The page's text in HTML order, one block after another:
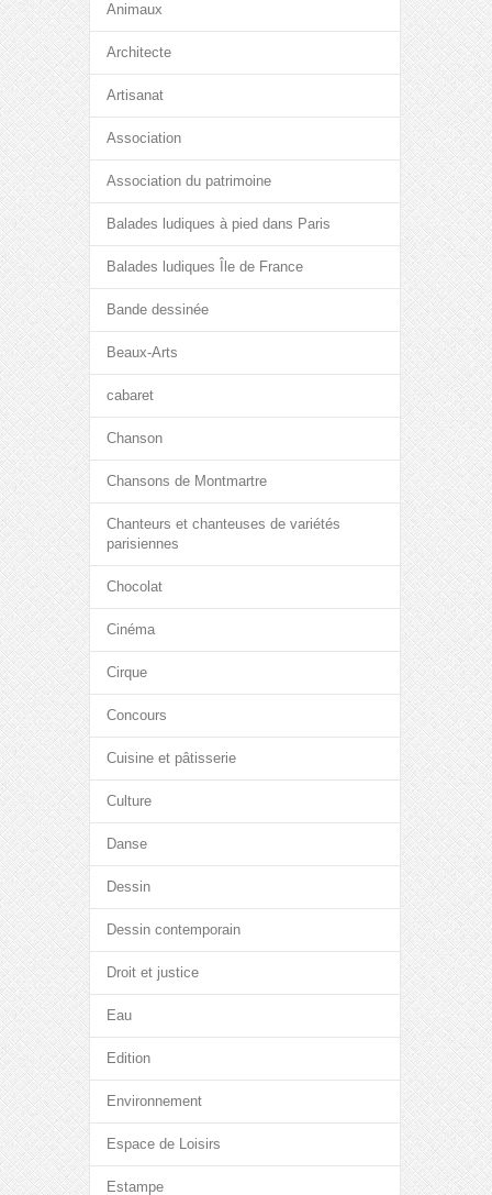
Animaux
Architecte
Artisanat
Association
Association du patrimoine
Balades ludiques à pied dans Paris
Balades ludiques Île de France
Bande dessinée
Beaux-Arts
cabaret
Chanson
Chansons de Montmartre
Chanteurs et chanteuses de variétés
parisiennes
Chocolat
Cinéma
Cirque
Concours
Cuisine et pâtisserie
Culture
Danse
Dessin
Dessin contemporain
Droit et justice
Eau
Edition
Environnement
Espace de Loisirs
Estampe